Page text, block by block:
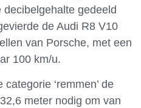
gedeeld
de Audi R8 V10
van Porsche, met een
100 km/u.
‘remmen’ de
meter nodig om van